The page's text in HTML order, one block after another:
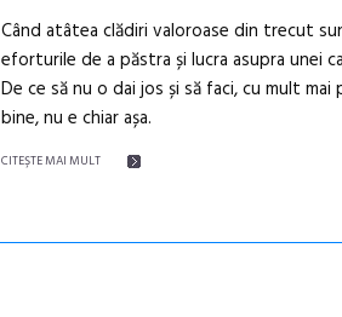
Când atâtea clădiri valoroase din trecut
eforturile de a păstra și lucra asupra unei
De ce să nu o dai jos și să faci, cu mult
bine, nu e chiar așa.
CITEŞTE MAI MULT